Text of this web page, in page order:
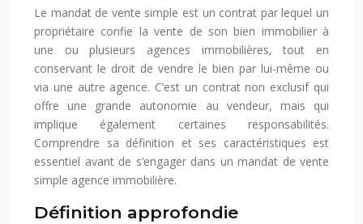
Le mandat de vente simple est un contrat par lequel un
propriétaire confie la vente de son bien immobilier à
une ou plusieurs agences immobilières, tout en
conservant le droit de vendre le bien par lui-même ou
via une autre agence. C’est un contrat non exclusif qui
offre une grande autonomie au vendeur, mais qui
implique également certaines responsabilités.
Comprendre sa définition et ses caractéristiques est
essentiel avant de s’engager dans un mandat de vente
simple agence immobilière.
Définition approfondie